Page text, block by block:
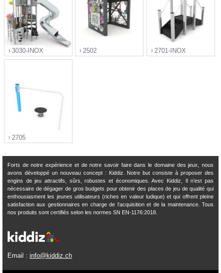
3030-INOX 2502 2701-INOX
2705
">
Forts de notre expérience et de notre savoir faire dans le domaine des jeux, nous
avons développé un nouveau concept : Kiddiz. Notre but consiste à proposer des
engins de jeu attractifs, sûrs, robustes et économiques. Avec Kiddiz, Il n’est pas
nécessaire de dégager de gros budgets pour obtenir des places de jeu de qualité qui
enthousiasment les jeunes utilisateurs (riches en valeur ludique) et qui offrent pleine
satisfaction aux gestionnaires en charge de l’acquisition et de la maintenance. Tous
nos produits sont certifiés selon les normes SN EN-1176:2018.
Email : info@kiddiz.ch